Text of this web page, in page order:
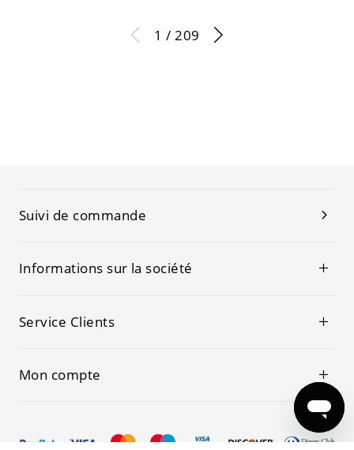
1 / 209
Suivi de commande
Informations sur la société
Service Clients
Mon compte